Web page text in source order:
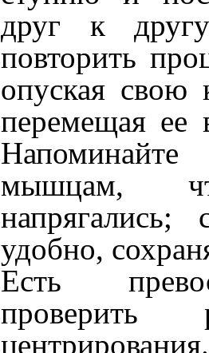
друг к
повторить
опуская свою
перемещая
мышцам,
напрягались;
удобно,
Есть
проверить